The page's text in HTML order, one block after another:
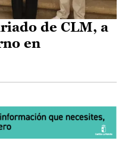
de CLM, a
en